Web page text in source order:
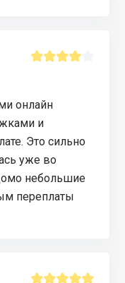
онлайн
и
Это сильно
уже во
небольшие
переплаты